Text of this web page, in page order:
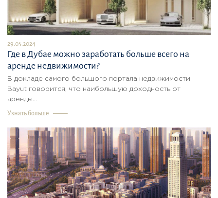
29.05.2024
Где в Дубае можно заработать больше всего на
аренде недвижимости?
В докладе самого большого портала недвижимости
Bayut говорится, что наибольшую доходность от
аренды...
Узнать больше